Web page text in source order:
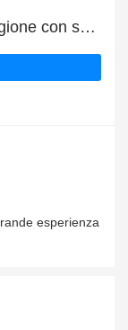
Disneystore It offerte di mezza stagione con sconti fino al 8%
esperienza